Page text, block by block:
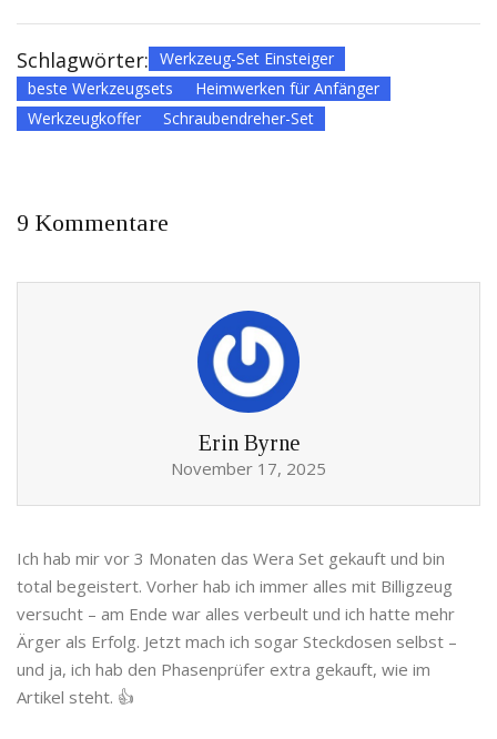
Schlagwörter: Werkzeug-Set Einsteiger
beste Werkzeugsets
Heimwerken für Anfänger
Werkzeugkoffer
Schraubendreher-Set
9 Kommentare
Erin Byrne
November 17, 2025
Ich hab mir vor 3 Monaten das Wera Set gekauft und bin
total begeistert. Vorher hab ich immer alles mit Billigzeug
versucht – am Ende war alles verbeult und ich hatte mehr
Ärger als Erfolg. Jetzt mach ich sogar Steckdosen selbst –
und ja, ich hab den Phasenprüfer extra gekauft, wie im
Artikel steht. 👍